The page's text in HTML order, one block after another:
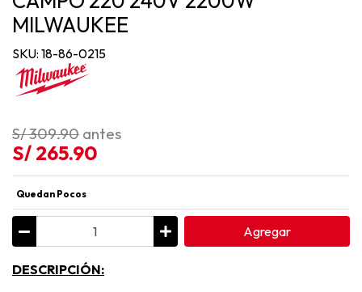
MILWAUKEE
SKU: 18-86-0215
S/ 309.90 antes
S/ 265.90
Quedan Pocos
Agregar
DESCRIPCIÓN: